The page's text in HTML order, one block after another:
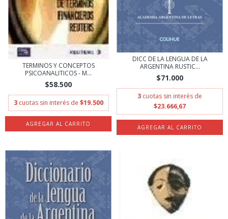
TERMINOS Y CONCEPTOS
PSICOANALITICOS - M...
$58.500
3 cuotas sin interés de $19.500
DICC DE LA LENGUA DE LA
ARGENTINA RUSTIC...
$71.000
3 cuotas sin interés de
$23.666,67